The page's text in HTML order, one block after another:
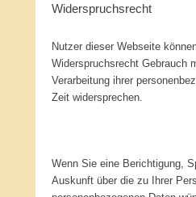
Widerspruchsrecht
Nutzer dieser Webseite
Widerspruchsrecht Gebrauch
Verarbeitung ihrer
Zeit widersprechen.
Wenn Sie eine Berichtigung,
Auskunft über die zu Ihrer